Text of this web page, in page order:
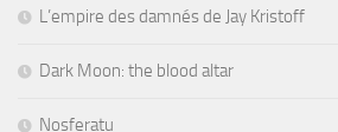
L’empire des damnés de Jay Kristoff
Dark Moon: the blood altar
Nosferatu